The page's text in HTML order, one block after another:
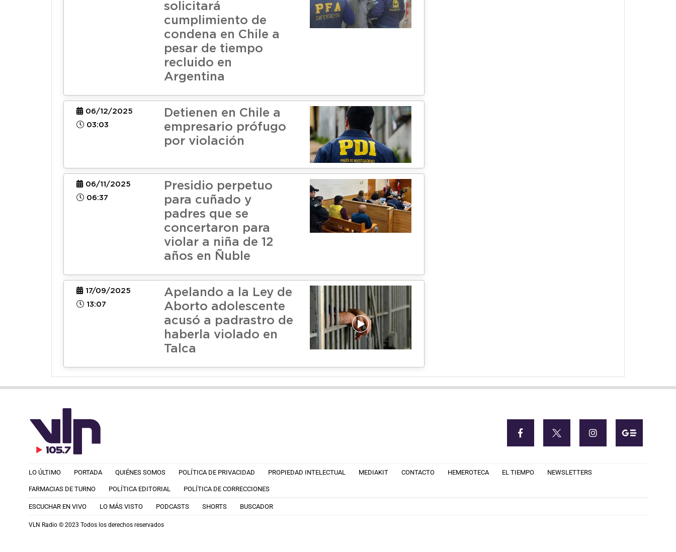
solicitará
cumplimiento de
condena en Chile a
pesar de tiempo
recluido en
Argentina
06/12/2025
03:03
Detienen en Chile a
empresario prófugo
por violación
06/11/2025
06:37
Presidio perpetuo
para cuñado y
padres que se
concertaron para
violar a niña de 12
años en Ñuble
17/09/2025
13:07
Apelando a la Ley de
Aborto adolescente
acusó a padrastro de
haberla violado en
Talca
LO ÚLTIMO PORTADA QUIÉNES SOMOS POLÍTICA DE PRIVACIDAD PROPIEDAD INTELECTUAL MEDIAKIT CONTACTO HEMEROTECA EL TIEMPO NEWSLETTERS
FARMACIAS DE TURNO POLÍTICA EDITORIAL POLÍTICA DE CORRECCIONES
ESCUCHAR EN VIVO LO MÁS VISTO PODCASTS SHORTS BUSCADOR
VLN Radio © 2023 Todos los derechos reservados